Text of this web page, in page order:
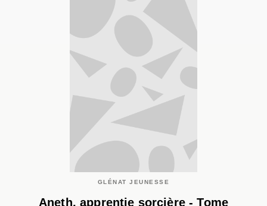
GLÉNAT JEUNESSE
Aneth, apprentie sorcière - Tome